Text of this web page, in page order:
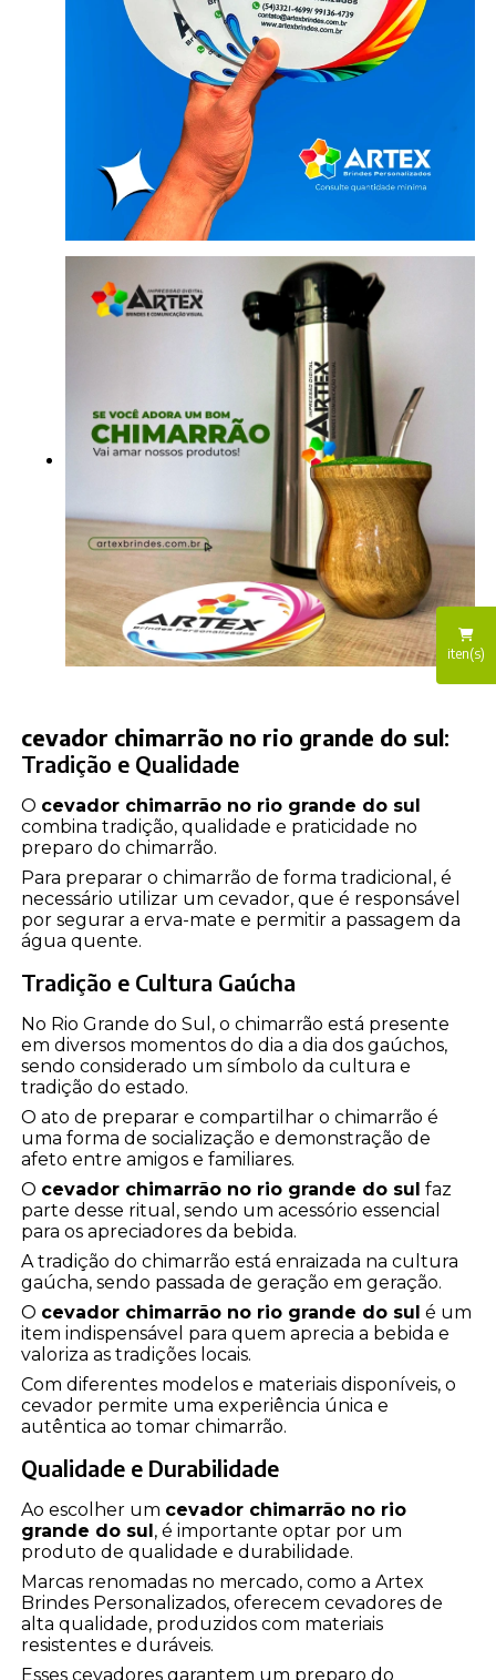
iten(s)
cevador chimarrão no rio grande do sul:
Tradição e Qualidade
O cevador chimarrão no rio grande do sul
combina tradição, qualidade e praticidade no
preparo do chimarrão.
Para preparar o chimarrão de forma tradicional, é
necessário utilizar um cevador, que é responsável
por segurar a erva-mate e permitir a passagem da
água quente.
Tradição e Cultura Gaúcha
No Rio Grande do Sul, o chimarrão está presente
em diversos momentos do dia a dia dos gaúchos,
sendo considerado um símbolo da cultura e
tradição do estado.
O ato de preparar e compartilhar o chimarrão é
uma forma de socialização e demonstração de
afeto entre amigos e familiares.
O cevador chimarrão no rio grande do sul faz
parte desse ritual, sendo um acessório essencial
para os apreciadores da bebida.
A tradição do chimarrão está enraizada na cultura
gaúcha, sendo passada de geração em geração.
O cevador chimarrão no rio grande do sul é um
item indispensável para quem aprecia a bebida e
valoriza as tradições locais.
Com diferentes modelos e materiais disponíveis, o
cevador permite uma experiência única e
autêntica ao tomar chimarrão.
Qualidade e Durabilidade
Ao escolher um cevador chimarrão no rio
grande do sul, é importante optar por um
produto de qualidade e durabilidade.
Marcas renomadas no mercado, como a Artex
Brindes Personalizados, oferecem cevadores de
alta qualidade, produzidos com materiais
resistentes e duráveis.
Esses cevadores garantem um preparo do